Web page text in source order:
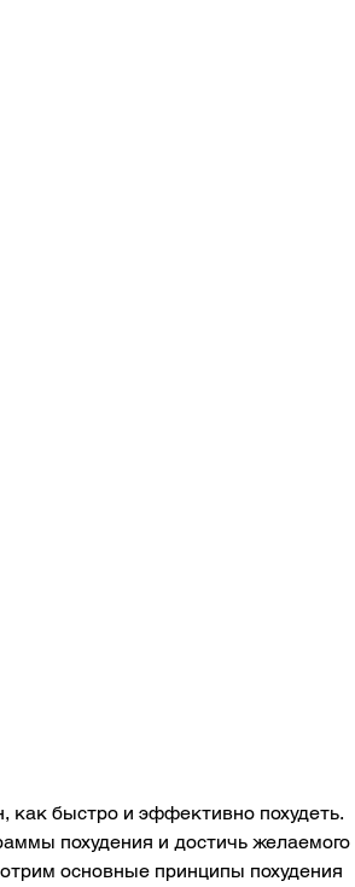
похудения и достичь желаемого
основные принципы похудения